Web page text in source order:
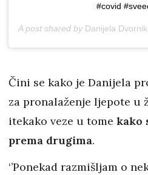
#covid
A post shared by Danijela Dvornik
Čini se kako je Danijela
za pronalaženje ljepote u
itekako veze u tome kako
prema drugima.
‘’Ponekad razmišljam o